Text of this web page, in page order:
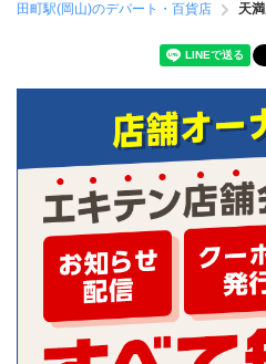
田町駅(岡山)のデパート・百貨店
天